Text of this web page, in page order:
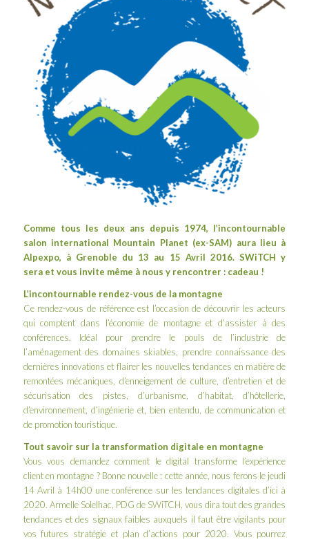
Comme tous les deux ans depuis 1974, l’incontournable
salon international Mountain Planet (ex-SAM) aura lieu à
Alpexpo, à Grenoble du 13 au 15 Avril 2016. SWiTCH y
sera et vous invite même à nous y rencontrer : cadeau !
L’incontournable rendez-vous de la montagne
Ce rendez-vous de référence est l’occasion de découvrir les acteurs
qui comptent dans l’économie de montagne et d’assister à des
conférences. Idéal pour prendre le pouls de l’industrie de
l’aménagement des domaines skiables, prendre connaissance des
dernières innovations et flairer les nouvelles tendances en matière de
remontées mécaniques, d’enneigement de culture, d’entretien et de
sécurisation des pistes, d’urbanisme, d’habitat, d’hôtellerie,
d’environnement, d’ingénierie et, bien entendu, de communication et
de promotion touristique.
Tout savoir sur la transformation digitale en montagne
Vous vous demandez comment le digital transforme l’expérience
client en montagne ? Bonne nouvelle : cette année, nous ferons le jeudi
14 Avril à 14h00 une conférence sur les tendances digitales d’ici à
2020. Armelle Solelhac , PDG de SWiTCH , vous dira tout des grandes
tendances et des signaux faibles auxquels il faut être vigilants pour
vos futures stratégie et plan d’actions pour 2020. Vous pourrez